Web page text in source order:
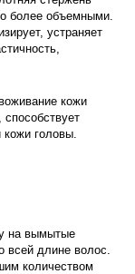
более объемными.
устраняет
кожи
головы.
на вымытые
всей длине волос.
количеством